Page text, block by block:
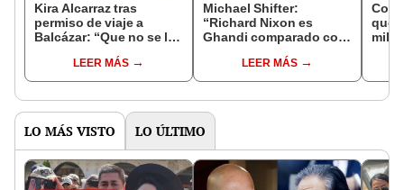
Kira Alcarraz tras
permiso de viaje a
Balcázar: “Que no se le
recuerde quién lo ha
puesto ahí”
LEER MÁS
Michael Shifter:
“Richard Nixon es
Ghandi comparado con
LEER MÁS
que
LO MÁS VISTO LO ÚLTIMO